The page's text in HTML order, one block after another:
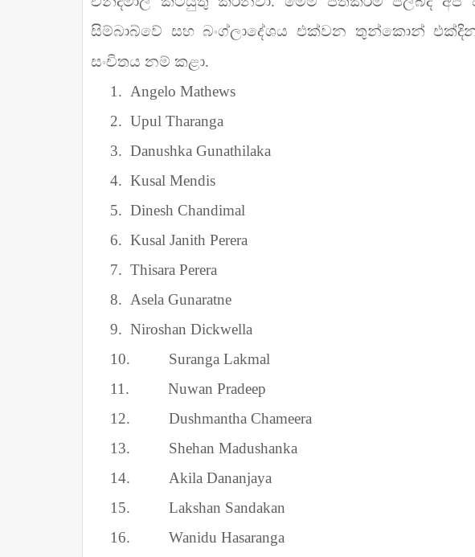
සිම්බාබ්වේ සහ බංග්ලාදේශය එක්වන තුන්කොන් එක්දින
සංචිතය නම් කළා.
1. Angelo Mathews
2. Upul Tharanga
3. Danushka Gunathilaka
4. Kusal Mendis
5. Dinesh Chandimal
6. Kusal Janith Perera
7. Thisara Perera
8. Asela Gunaratne
9. Niroshan Dickwella
10.
Suranga Lakmal
11.
Nuwan Pradeep
12.
Dushmantha Chameera
13.
Shehan Madushanka
14.
Akila Dananjaya
15.
Lakshan Sandakan
16.
Wanidu Hasaranga